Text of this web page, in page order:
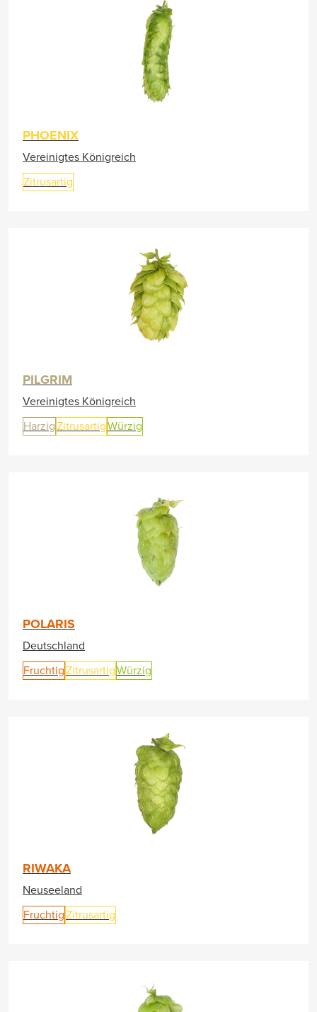
PHOENIX
Vereinigtes Königreich
Zitrusartig
PILGRIM
Vereinigtes Königreich
HarzigZitrusartigWürzig
POLARIS
Deutschland
FruchtigZitrusartigWürzig
RIWAKA
Neuseeland
FruchtigZitrusartig